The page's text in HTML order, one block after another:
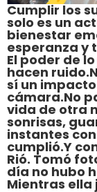
Cumplir los
solo es un
bienestar
esperanza y
El poder de
hacen
sí un
cámara.No
vida de otra
sonrisas,
instantes con
cumplió.Y
Rió. Tomó
día no hubo
Mientras ella